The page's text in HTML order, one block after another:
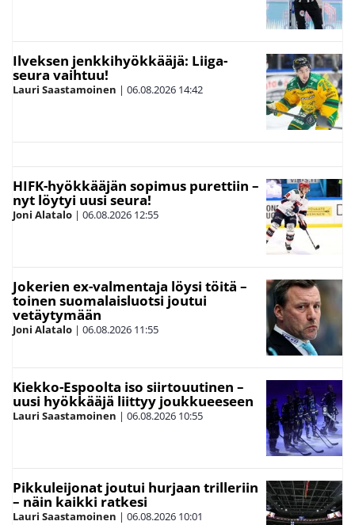
Ilveksen jenkkihyökkääjä: Liiga-
seura vaihtuu!
Lauri Saastamoinen | 06.08.2026 14:42
HIFK-hyökkääjän sopimus purettiin –
nyt löytyi uusi seura!
Joni Alatalo | 06.08.2026 12:55
Jokerien ex-valmentaja löysi töitä –
toinen suomalaisluotsi joutui
vetäytymään
Joni Alatalo | 06.08.2026 11:55
Kiekko-Espoolta iso siirtouutinen –
uusi hyökkääjä liittyy joukkueeseen
Lauri Saastamoinen | 06.08.2026 10:55
Pikkuleijonat joutui hurjaan trilleriin
– näin kaikki ratkesi
Lauri Saastamoinen | 06.08.2026 10:01